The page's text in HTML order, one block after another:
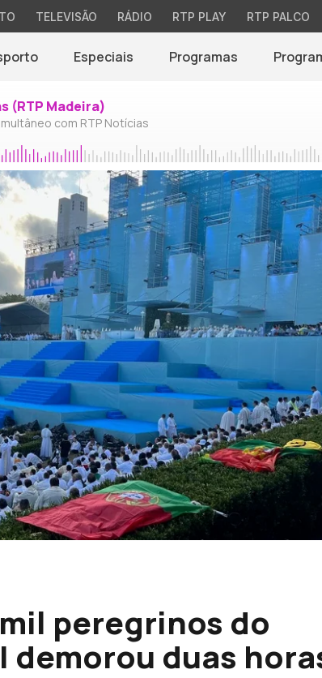
TELEVISÃO RÁDIO RTP PLAY RTP PALCO
Especiais Programas
(RTP Madeira)
com RTP Notícias
peregrinos do
demorou duas